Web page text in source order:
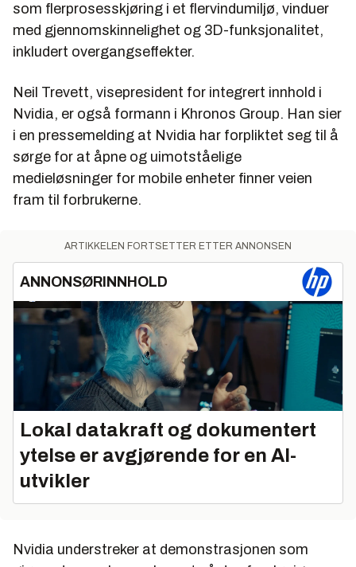
som flerprosesskjøring i et flervindumiljø, vinduer
med gjennomskinnelighet og 3D-funksjonalitet,
inkludert overgangseffekter.
Neil Trevett, visepresident for integrert innhold i
Nvidia, er også formann i Khronos Group. Han sier
i en pressemelding at Nvidia har forpliktet seg til å
sørge for at åpne og uimotståelige
medieløsninger for mobile enheter finner veien
fram til forbrukerne.
ARTIKKELEN FORTSETTER ETTER ANNONSEN
ANNONSØRINNHOLD
Lokal datakraft og dokumentert
ytelse er avgjørende for en AI-
utvikler
Nvidia understreker at demonstrasjonen som